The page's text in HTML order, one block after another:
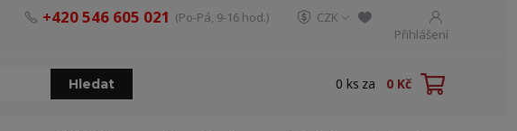
CZK
Přihlášení
Hledat
+420 546 605 021 (Po-Pá, 9-16 hod.)
0 ks za 0 Kč